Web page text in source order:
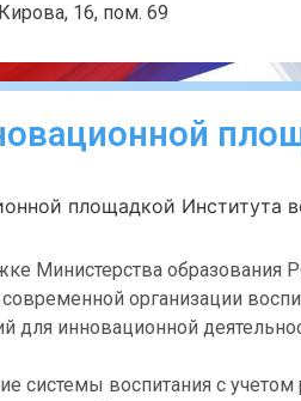
16, пом. 69
площадкой Института
Министерства образования
организации
инновационной
системы воспитания с учетом